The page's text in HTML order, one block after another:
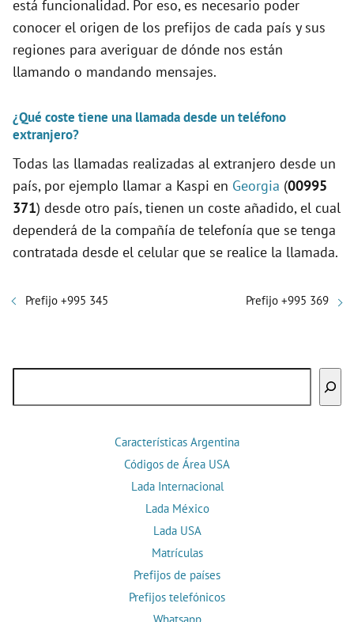
está funcionalidad. Por eso, es necesario poder
conocer el origen de los prefijos de cada país y sus
regiones para averiguar de dónde nos están
llamando o mandando mensajes.
¿Qué coste tiene una llamada desde un teléfono
extranjero?
Todas las llamadas realizadas al extranjero desde un
país, por ejemplo llamar a Kaspi en Georgia (00995
371) desde otro país, tienen un coste añadido, el cual
dependerá de la compañía de telefonía que se tenga
contratada desde el celular que se realice la llamada.
Prefijo +995 345 Prefijo +995 369
Características Argentina
Códigos de Área USA
Lada Internacional
Lada México
Lada USA
Matrículas
Prefijos de países
Prefijos telefónicos